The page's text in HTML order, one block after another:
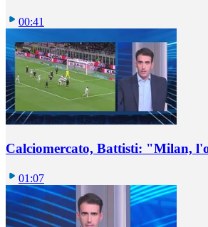
00:41
Calciomercato, Battisti: "Milan,
01:07